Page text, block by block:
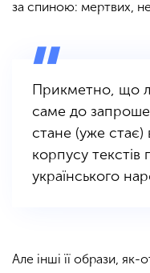
за спиною: мертвих,
Прикметно, що
саме до
стане (уже
корпусу
українського
Але інші її образи,